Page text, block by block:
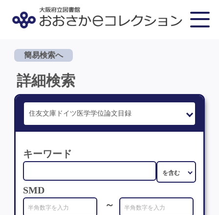
簡易検索へ
詳細検索
キーワード
SMD
～